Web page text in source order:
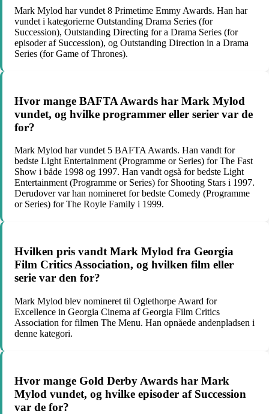
Mark Mylod har vundet 8 Primetime Emmy Awards. Han har
vundet i kategorierne Outstanding Drama Series (for
Succession), Outstanding Directing for a Drama Series (for
episoder af Succession), og Outstanding Direction in a Drama
Series (for Game of Thrones).
Hvor mange BAFTA Awards har Mark Mylod
vundet, og hvilke programmer eller serier var de
for?
Mark Mylod har vundet 5 BAFTA Awards. Han vandt for
bedste Light Entertainment (Programme or Series) for The Fast
Show i både 1998 og 1997. Han vandt også for bedste Light
Entertainment (Programme or Series) for Shooting Stars i 1997.
Derudover var han nomineret for bedste Comedy (Programme
or Series) for The Royle Family i 1999.
Hvilken pris vandt Mark Mylod fra Georgia
Film Critics Association, og hvilken film eller
serie var den for?
Mark Mylod blev nomineret til Oglethorpe Award for
Excellence in Georgia Cinema af Georgia Film Critics
Association for filmen The Menu. Han opnåede andenpladsen i
denne kategori.
Hvor mange Gold Derby Awards har Mark
Mylod vundet, og hvilke episoder af Succession
var de for?